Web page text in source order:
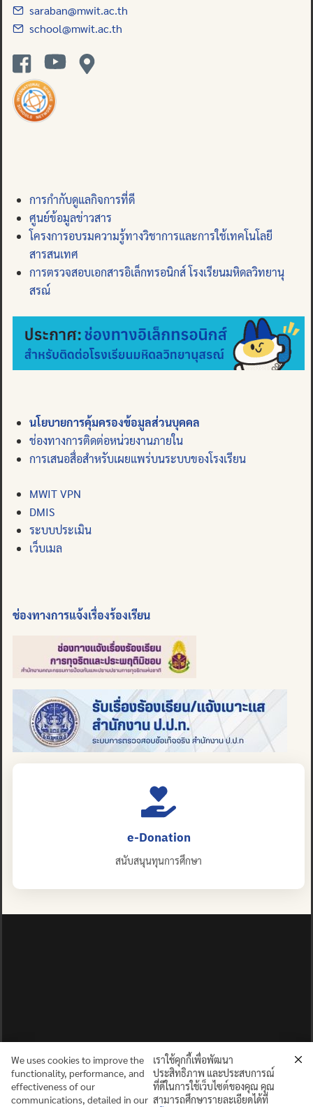
saraban@mwit.ac.th
school@mwit.ac.th
การกำกับดูแลกิจการที่ดี
ศูนย์ข้อมูลข่าวสาร
โครงการอบรมความรู้ทางวิชาการและการใช้เทคโนโลยี
สารสนเทศ
การตรวจสอบเอกสารอิเล็กทรอนิกส์ โรงเรียนมหิดลวิทยานุ
สรณ์
นโยบายการคุ้มครองข้อมูลส่วนบุคคล
ช่องทางการติดต่อหน่วยงานภายใน
การเสนอสื่อสำหรับเผยแพร่บนระบบของโรงเรียน
MWIT VPN
DMIS
ระบบประเมิน
เว็บเมล
ช่องทางการแจ้งเรื่องร้องเรียน
e-Donation
สนับสนุนทุนการศึกษา
We uses cookies to improve the
functionality, performance, and
effectiveness of our
communications, detailed in our
เราใช้คุกกี้เพื่อพัฒนา
ประสิทธิภาพ และประสบการณ์
ที่ดีในการใช้เว็บไซต์ของคุณ คุณ
สามารถศึกษารายละเอียดได้ที่